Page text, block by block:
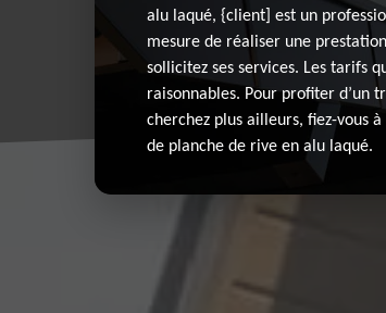
alu laqué, {client] est un
mesure de réaliser une
sollicitez ses services. Les tarifs
raisonnables. Pour profiter d’un
cherchez plus ailleurs, fiez-vous
de planche de rive en alu laqué.